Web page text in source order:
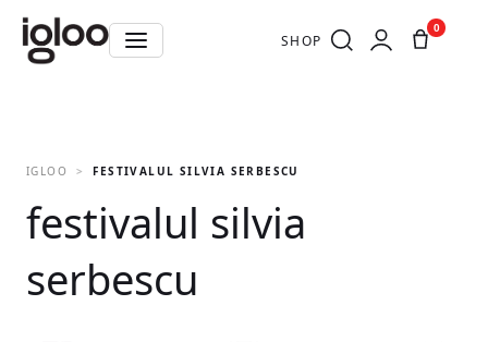
SHOP
0
IGLOO FESTIVALUL SILVIA SERBESCU
festivalul silvia
serbescu